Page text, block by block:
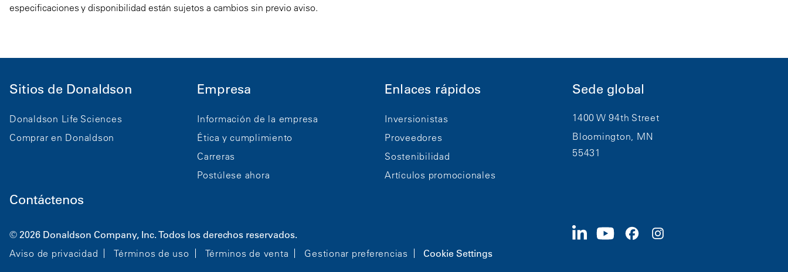
especificaciones y disponibilidad están sujetos a cambios sin previo aviso.
Sitios de Donaldson
Donaldson Life Sciences
Comprar en Donaldson
Empresa
Información de la empresa
Ética y cumplimiento
Carreras
Postúlese ahora
Enlaces rápidos
Inversionistas
Proveedores
Sostenibilidad
Artículos promocionales
Sede global
1400 W 94th Street
Bloomington, MN
55431
Contáctenos
© 2026 Donaldson Company, Inc. Todos los derechos reservados.
Aviso de privacidad
Términos de uso Términos de venta Gestionar preferencias Cookie Settings